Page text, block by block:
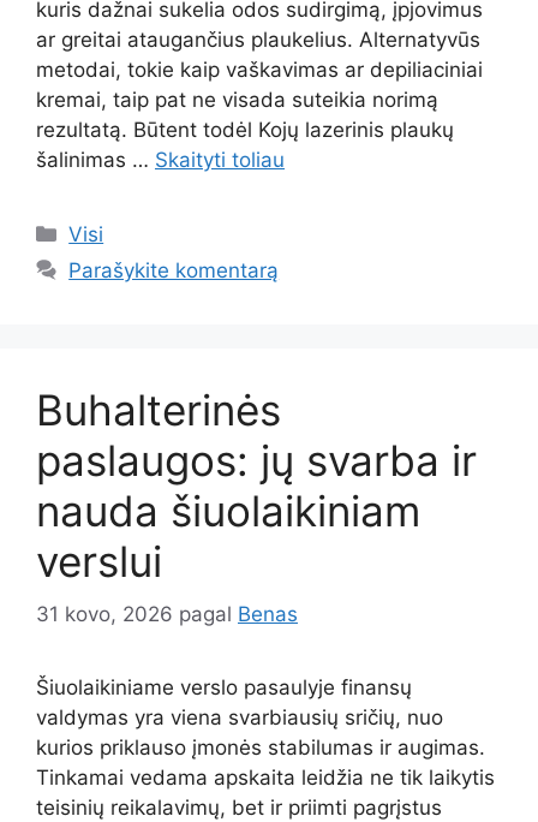
kuris dažnai sukelia odos sudirgimą, įpjovimus
ar greitai ataugančius plaukelius. Alternatyvūs
metodai, tokie kaip vaškavimas ar depiliaciniai
kremai, taip pat ne visada suteikia norimą
rezultatą. Būtent todėl Kojų lazerinis plaukų
šalinimas … Skaityti toliau
Kategorijos
Visi
Parašykite komentarą
Buhalterinės
paslaugos: jų svarba ir
nauda šiuolaikiniam
verslui
31 kovo, 2026 pagal Benas
Šiuolaikiniame verslo pasaulyje finansų
valdymas yra viena svarbiausių sričių, nuo
kurios priklauso įmonės stabilumas ir augimas.
Tinkamai vedama apskaita leidžia ne tik laikytis
teisinių reikalavimų, bet ir priimti pagrįstus